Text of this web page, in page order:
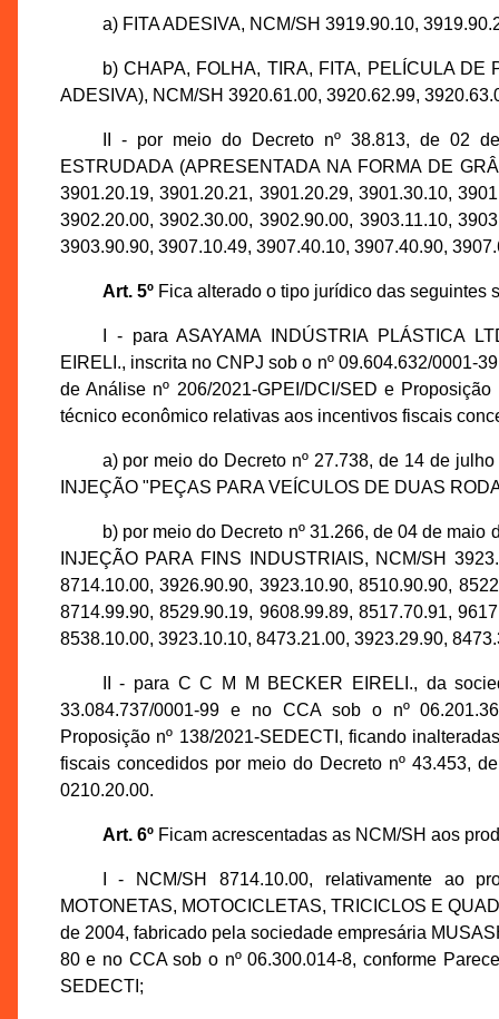
a) FITA ADESIVA, NCM/SH 3919.90.10,
b) CHAPA, FOLHA, TIRA, FITA, PELÍCULA
ADESIVA), NCM/SH 3920.61.00, 3920.62.99,
II - por meio do Decreto nº 38.813, de 02
ESTRUDADA (APRESENTADA NA FORMA DE
3901.20.19, 3901.20.21, 3901.20.29, 3901.30.10,
3902.20.00, 3902.30.00, 3902.90.00, 3903.11.10,
3903.90.90, 3907.10.49, 3907.40.10, 3907.40.90,
Art. 5ºFica alterado o tipo jurídico das seguintes
I - para ASAYAMA INDÚSTRIA PLÁSTICA
EIRELI., inscrita no CNPJ sob o nº 09.604.632/0001-
de Análise nº 206/2021-GPEI/DCI/SED e
técnico econômico relativas aos incentivos fiscais
a) por meio do Decreto nº 27.738, de 14 de
INJEÇÃO "PEÇAS PARA VEÍCULOS DE DUAS
b) por meio do Decreto nº 31.266, de 04 de
INJEÇÃO PARA FINS INDUSTRIAIS, NCM/SH
8714.10.00, 3926.90.90, 3923.10.90, 8510.90.90,
8714.99.90, 8529.90.19, 9608.99.89, 8517.70.91,
8538.10.00, 3923.10.10, 8473.21.00, 3923.29.90,
II - para C C M M BECKER EIRELI., da
33.084.737/0001-99 e no CCA sob o nº
Proposição nº 138/2021-SEDECTI, ficando
fiscais concedidos por meio do Decreto nº 43.453,
0210.20.00.
Art. 6ºFicam acrescentadas as NCM/SH aos
I - NCM/SH 8714.10.00, relativamente ao
MOTONETAS, MOTOCICLETAS, TRICICLOS E
de 2004, fabricado pela sociedade empresária
80 e no CCA sob o nº 06.300.014-8, conforme
SEDECTI;